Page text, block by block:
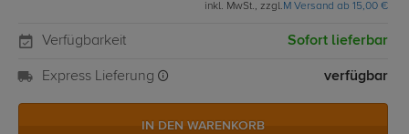
inkl. MwSt., zzgl.M Versand ab 15,00 €
Verfügbarkeit Sofort lieferbar
Express Lieferung verfügbar
IN DEN WARENKORB